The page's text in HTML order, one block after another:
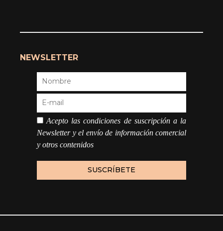
NEWSLETTER
Acepto las condiciones de suscripción a la
Newsletter y el envío de información comercial
y otros contenidos